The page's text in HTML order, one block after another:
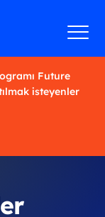
Future
isteyenler